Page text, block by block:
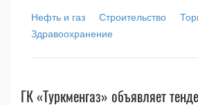
Нефть и газ Строительство
Здравоохранение
ГК «Туркменгаз» объявляет